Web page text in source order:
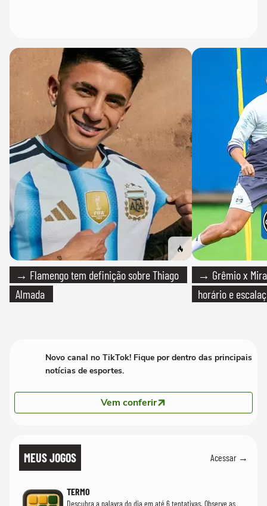
→ Flamengo tem definição sobre Thiago
Almada
→ Grêmio x
horário e
Novo canal no TikTok! Fique por dentro das principais
notícias de esportes.
Vem conferir
MEUS JOGOS Acessar →
TERMO
Descubra a palavra do dia em até 6 tentativas. Observe as